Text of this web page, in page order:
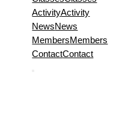
ActivityActivity
NewsNews
MembersMembers
ContactContact